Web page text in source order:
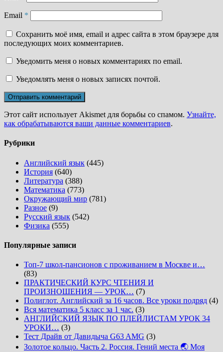
Email *
Сохранить моё имя, email и адрес сайта в этом браузере для
последующих моих комментариев.
Уведомить меня о новых комментариях по email.
Уведомлять меня о новых записях почтой.
Этот сайт использует Akismet для борьбы со спамом. Узнайте,
как обрабатываются ваши данные комментариев.
Рубрики
Английский язык (445)
История (640)
Литература (388)
Математика (773)
Окружающий мир (781)
Разное (9)
Русский язык (542)
Физика (555)
Популярные записи
Топ-7 школ-пансионов с проживанием в Москве и…
(83)
ПРАКТИЧЕСКИЙ КУРС ЧТЕНИЯ И
ПРОИЗНОШЕНИЯ — УРОК… (7)
Полиглот. Английский за 16 часов. Все уроки подряд (4)
Вся математика 5 класс за 1 час. (3)
АНГЛИЙСКИЙ ЯЗЫК ПО ПЛЕЙЛИСТАМ УРОК 34
УРОКИ… (3)
Тест Драйв от Давидыча G63 AMG (3)
Золотое кольцо. Часть 2. Россия. Гений места 🌏 Моя